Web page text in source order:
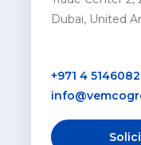
Dubai, United
+971 4 5146082